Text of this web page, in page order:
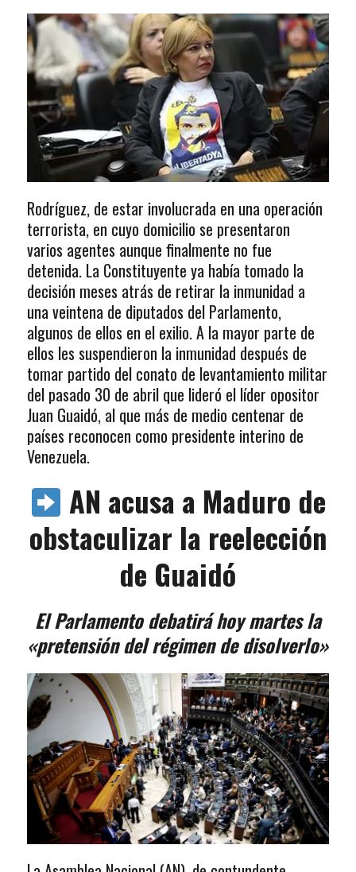
Rodríguez, de estar involucrada en una operación
terrorista, en cuyo domicilio se presentaron
varios agentes aunque finalmente no fue
detenida. La Constituyente ya había tomado la
decisión meses atrás de retirar la inmunidad a
una veintena de diputados del Parlamento,
algunos de ellos en el exilio. A la mayor parte de
ellos les suspendieron la inmunidad después de
tomar partido del conato de levantamiento militar
del pasado 30 de abril que lideró el líder opositor
Juan Guaidó, al que más de medio centenar de
países reconocen como presidente interino de
Venezuela.
AN acusa a Maduro de
obstaculizar la reelección
de Guaidó
El Parlamento debatirá hoy martes la
«pretensión del régimen de disolverlo»